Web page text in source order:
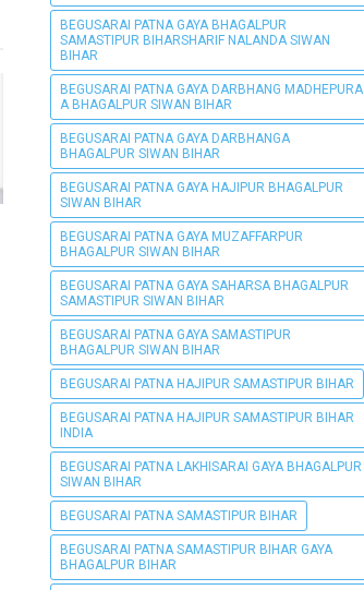
BEGUSARAI PATNA GAYA BHAGALPUR
SAMASTIPUR BIHARSHARIF NALANDA SIWAN
BIHAR
BEGUSARAI PATNA GAYA DARBHANG MADHEPURA
A BHAGALPUR SIWAN BIHAR
BEGUSARAI PATNA GAYA DARBHANGA
BHAGALPUR SIWAN BIHAR
BEGUSARAI PATNA GAYA HAJIPUR BHAGALPUR
SIWAN BIHAR
BEGUSARAI PATNA GAYA MUZAFFARPUR
BHAGALPUR SIWAN BIHAR
BEGUSARAI PATNA GAYA SAHARSA BHAGALPUR
SAMASTIPUR SIWAN BIHAR
BEGUSARAI PATNA GAYA SAMASTIPUR
BHAGALPUR SIWAN BIHAR
BEGUSARAI PATNA HAJIPUR SAMASTIPUR BIHAR
BEGUSARAI PATNA HAJIPUR SAMASTIPUR BIHAR
INDIA
BEGUSARAI PATNA LAKHISARAI GAYA BHAGALPUR
SIWAN BIHAR
BEGUSARAI PATNA SAMASTIPUR BIHAR
BEGUSARAI PATNA SAMASTIPUR BIHAR GAYA
BHAGALPUR BIHAR